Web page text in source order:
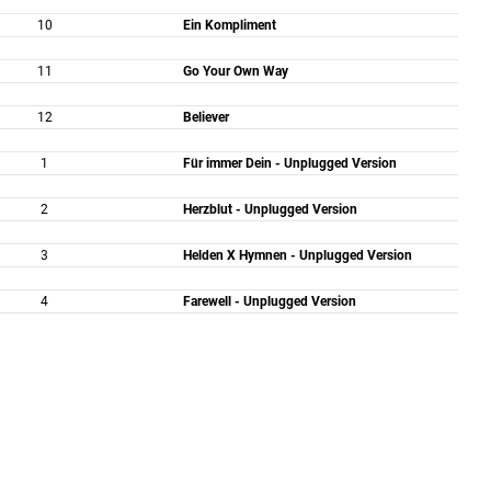
10 Ein Kompliment
11 Go Your Own Way
12 Believer
1 Für immer Dein - Unplugged Version
2 Herzblut - Unplugged Version
3 Helden X Hymnen - Unplugged Version
4 Farewell - Unplugged Version